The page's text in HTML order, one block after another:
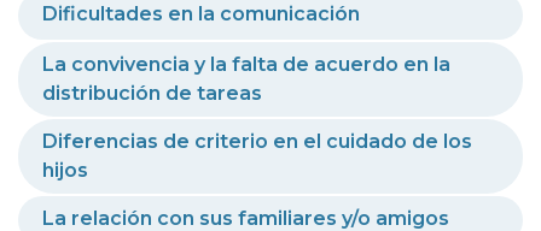
Dificultades en la comunicación
La convivencia y la falta de acuerdo en la
distribución de tareas
Diferencias de criterio en el cuidado de los
hijos
La relación con sus familiares y/o amigos